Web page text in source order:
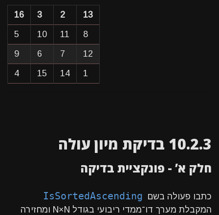
16 3 2
13
5
10 11
8
9
6 7
12
4
15 14 1
10.2.3 בדיקת מיון עולה
חלק א’ - פונקציית בדיקה
כתבו פעולה בשם IsSortedAscending
המקבלת מערך דו־ממדי ריבועי בגודל N×N ומחזירה